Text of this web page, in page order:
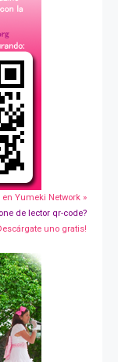
Yumeki Network »
de lector qr-code?
uno gratis!